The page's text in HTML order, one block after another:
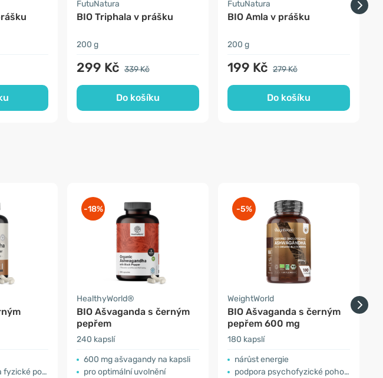
FutuNatura
BIO Triphala v prášku
200 g
299 Kč 339 Kč
Do košíku
FutuNatura
BIO Amla v prášku
200 g
199 Kč 279 Kč
Do košíku
pohody
-18%
HealthyWorld®
BIO Ašvaganda s černým
pepřem
240 kapslí
600 mg ašvagandy na kapsli
pro optimální uvolnění
-5%
WeightWorld
BIO Ašvaganda s černým
pepřem 600 mg
180 kapslí
nárůst energie
podpora psychofyzické pohody